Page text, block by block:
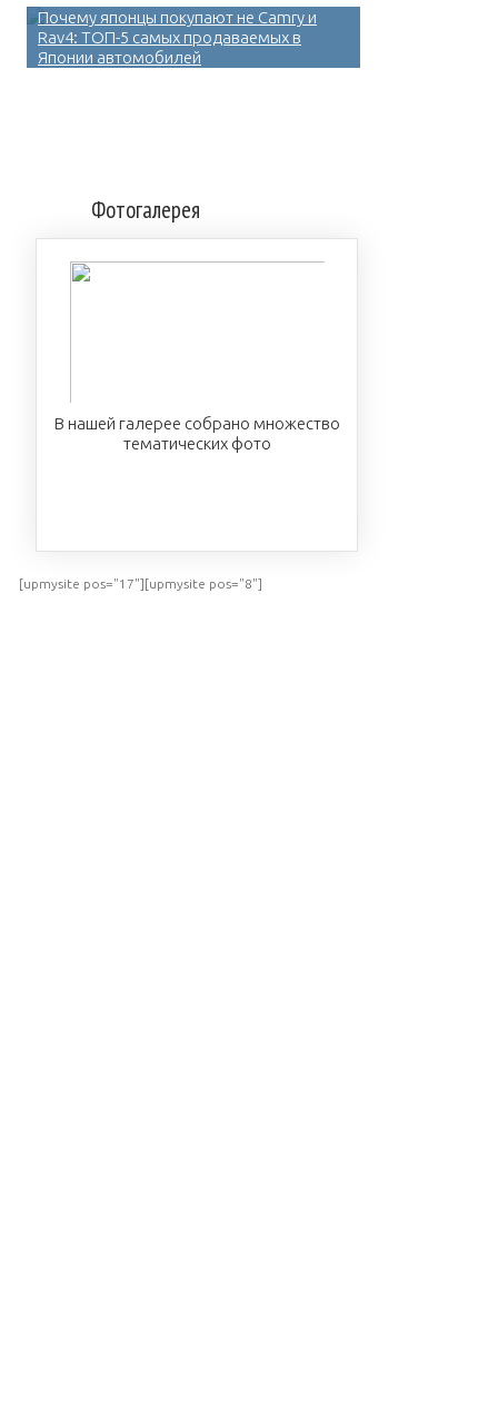
Почему японцы покупают не Camry и
Rav4: ТОП-5 самых продаваемых в
Японии автомобилей
Фотогалерея
В нашей галерее собрано множество
тематических фото
[upmysite pos="17"][upmysite pos="8"]